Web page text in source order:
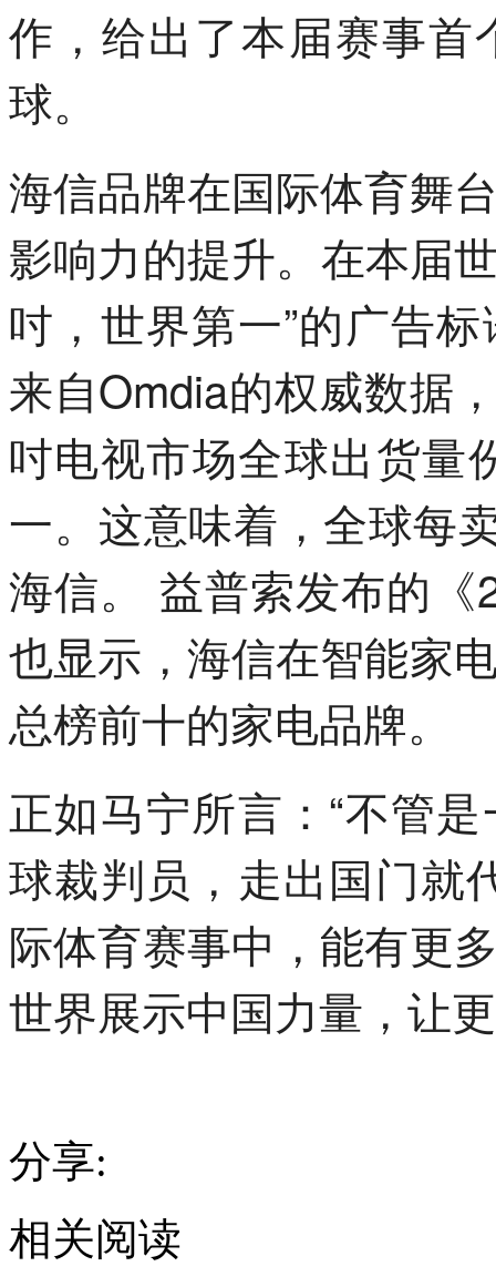
作，给出了本届赛事首
球。
海信品牌在国际体育舞
影响力的提升。在本届
吋，世界第一”的广告
来自Omdia的权威数据
吋电视市场全球出货量
一。这意味着，全球每
海信。 益普索发布的
也显示，海信在智能家
总榜前十的家电品牌。
正如马宁所言：“不管
球裁判员，走出国门就
际体育赛事中，能有更
世界展示中国力量，让
分享:
相关阅读